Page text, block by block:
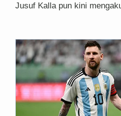
Jusuf Kalla pun kini